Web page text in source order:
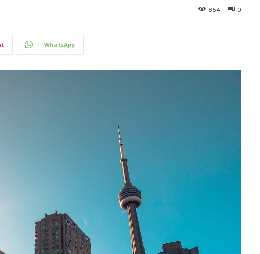
0
854
WhatsApp